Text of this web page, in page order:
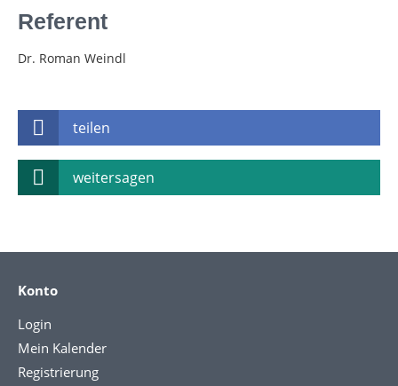
Referent
Dr. Roman Weindl
teilen
weitersagen
Konto
Login
Mein Kalender
Registrierung